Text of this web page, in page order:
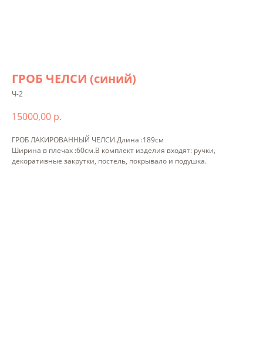
ГРОБ ЧЕЛСИ (синий)
Ч-2
15000,00 р.
ГРОБ ЛАКИРОВАННЫЙ ЧЕЛСИ.Длина :189см
Ширина в плечах :60см.В комплект изделия входят: ручки,
декоративные закрутки, постель, покрывало и подушка.